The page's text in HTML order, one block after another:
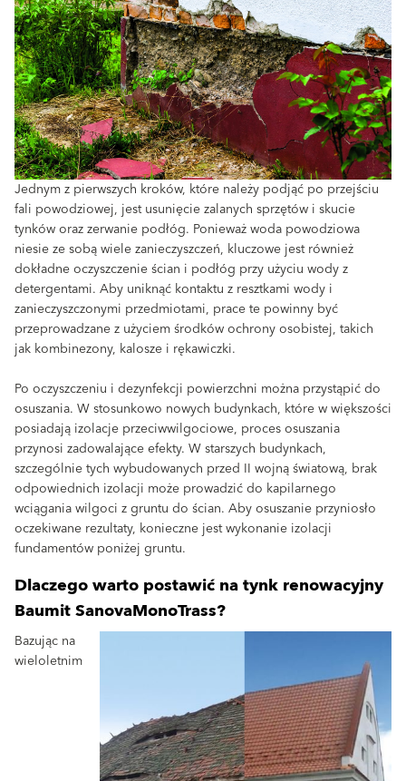
Jednym z pierwszych kroków, które należy podjąć po przejściu
fali powodziowej, jest usunięcie zalanych sprzętów i skucie
tynków oraz zerwanie podłóg. Ponieważ woda powodziowa
niesie ze sobą wiele zanieczyszczeń, kluczowe jest również
dokładne oczyszczenie ścian i podłóg przy użyciu wody z
detergentami. Aby uniknąć kontaktu z resztkami wody i
zanieczyszczonymi przedmiotami, prace te powinny być
przeprowadzane z użyciem środków ochrony osobistej, takich
jak kombinezony, kalosze i rękawiczki.
Po oczyszczeniu i dezynfekcji powierzchni można przystąpić do
osuszania. W stosunkowo nowych budynkach, które w większości
posiadają izolacje przeciwwilgociowe, proces osuszania
przynosi zadowalające efekty. W starszych budynkach,
szczególnie tych wybudowanych przed II wojną światową, brak
odpowiednich izolacji może prowadzić do kapilarnego
wciągania wilgoci z gruntu do ścian. Aby osuszanie przyniosło
oczekiwane rezultaty, konieczne jest wykonanie izolacji
fundamentów poniżej gruntu.
Dlaczego warto postawić na tynk renowacyjny
Baumit SanovaMonoTrass?
Bazując na
wieloletnim